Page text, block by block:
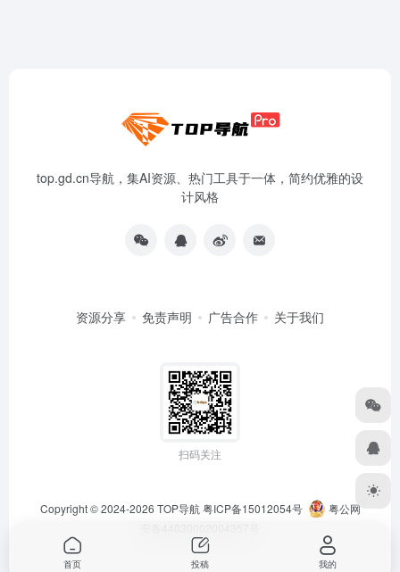
top.gd.cn导航，集AI资源、热门工具于一体，简约优雅的设
计风格
资源分享 免责声明 广告合作 关于我们
扫码关注
Copyright © 2024-2026 TOP导航 粤ICP备15012054号
粤公网
首页 投稿 我的